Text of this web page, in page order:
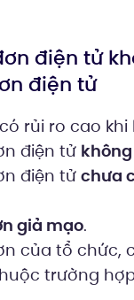
điện tử
điện tử
rủi ro cao
điện tử
điện tửchưa
giả mạo.
của tổ chức,
trường